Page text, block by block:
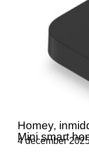
Homey,
Mini smart
4 december